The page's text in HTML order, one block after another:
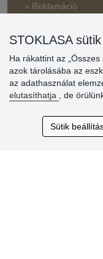
» Reklamáció
» Kedvezmények
vásárlóinknak
» Súgó
Vásárlók
értékelése
STOKLASA
Ha rákattint az
azok tárolásába az
az adathasználat
elutasíthatja
, de
Sütik